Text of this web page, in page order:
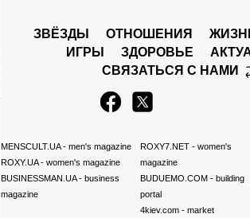
ЗВЁЗДЫ ОТНОШЕНИЯ
ИГРЫ
ЗДОРОВЬЕ
СВЯЗАТЬСЯ С НАМИ
MENSCULT.UA- men's magazine
ROXY.UA- women's magazine
BUSINESSMAN.UA- business
magazine
ROXY7.NET- women's
magazine
BUDUEMO.COM- building
portal
4kiev.com- market